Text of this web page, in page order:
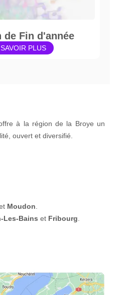
de Fin d'année
PLUS
à la région de la Broye un
ouvert et diversifié.
Moudon
Les-Bains et Fribourg